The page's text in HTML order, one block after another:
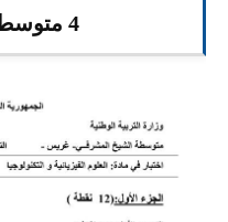
4 متوسط الجيل الثاني